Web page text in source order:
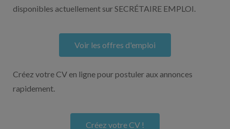
disponibles actuellement sur SECRÉTAIRE EMPLOI.
Voir les offres d'emploi
Créez votre CV en ligne pour postuler aux annonces
rapidement.
Créez votre CV !